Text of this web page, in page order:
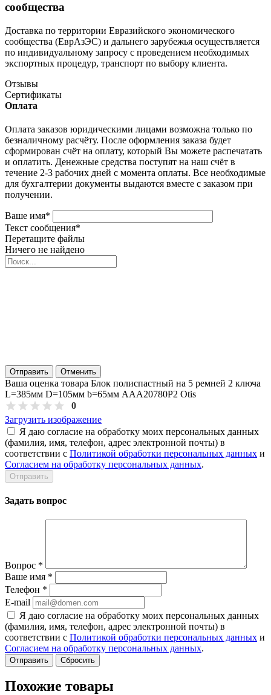
сообщества
Доставка по территории Евразийского экономического
сообщества (ЕврАзЭС) и дальнего зарубежья осуществляется
по индивидуальному запросу с проведением необходимых
экспортных процедур, транспорт по выбору клиента.
Отзывы
Сертификаты
Оплата
Оплата заказов юридическими лицами возможна только по
безналичному расчёту. После оформления заказа будет
сформирован счёт на оплату, который Вы можете распечатать
и оплатить. Денежные средства поступят на наш счёт в
течение 2-3 рабочих дней с момента оплаты. Все необходимые
для бухгалтерии документы выдаются вместе с заказом при
получении.
Ваше имя*
Текст сообщения*
Перетащите файлы
Ничего не найдено
Отправить Отменить
Ваша оценка товара Блок полиспастный на 5 ремней 2 ключа
L=385мм D=105мм b=65мм AAA20780P2 Otis
0
Загрузить изображение
Я даю согласие на обработку моих персональных данных
(фамилия, имя, телефон, адрес электронной почты) в
соответствии с Политикой обработки персональных данных и
Согласием на обработку персональных данных.
Задать вопрос
Вопрос *
Ваше имя *
Телефон *
E-mail
Я даю согласие на обработку моих персональных данных
(фамилия, имя, телефон, адрес электронной почты) в
соответствии с Политикой обработки персональных данных и
Согласием на обработку персональных данных.
Сбросить
Похожие товары